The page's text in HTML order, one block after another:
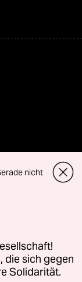
für Genehmigungen
nicht
die sich gegen
Solidarität.